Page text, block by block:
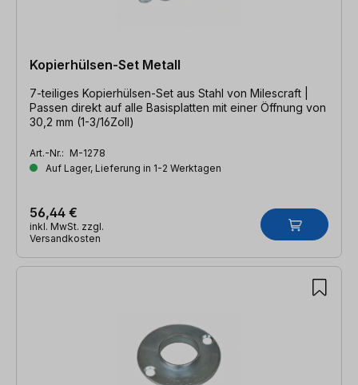
Kopierhülsen-Set Metall
7-teiliges Kopierhülsen-Set aus Stahl von Milescraft |
Passen direkt auf alle Basisplatten mit einer Öffnung von
30,2 mm (1-3/16Zoll)
Art.-Nr.: M-1278
Auf Lager, Lieferung in 1-2 Werktagen
56,44 €
inkl. MwSt. zzgl.
Versandkosten